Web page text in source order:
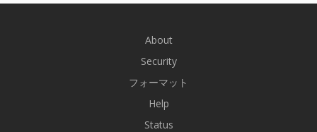
About
Security
フォーマット
Help
Status